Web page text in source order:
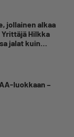
jollainen alkaa
Yrittäjä Hilkka
jalat kuin
luokkaan –